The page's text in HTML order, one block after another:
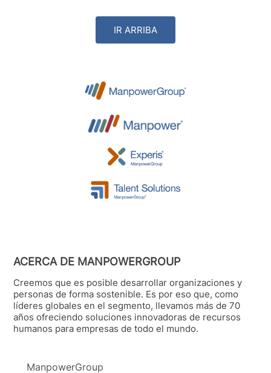
IR ARRIBA
ACERCA DE MANPOWERGROUP
Creemos que es posible desarrollar organizaciones y
personas de forma sostenible. Es por eso que, como
líderes globales en el segmento, llevamos más de 70
años ofreciendo soluciones innovadoras de recursos
humanos para empresas de todo el mundo.
ManpowerGroup